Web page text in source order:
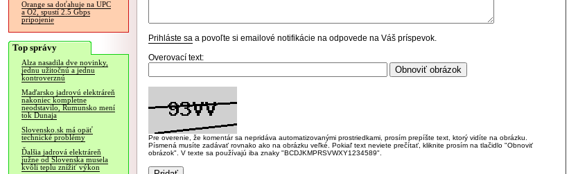
Orange sa doťahuje na UPC
a O2, spustí 2.5 Gbps
pripojenie
Top správy
Alza nasadila dve novinky,
jednu užitočnú a jednu
kontroverznú
Maďarsko jadrovú elektráreň
nakoniec kompletne
neodstavilo, Rumunsko mení
tok Dunaja
Slovensko.sk má opäť
technické problémy
Ďalšia jadrová elektráreň
južne od Slovenska musela
kvôli teplu znížiť výkon
Prihláste sa a povoľte si emailové notifikácie na odpovede na Váš príspevok.
Overovací text:
Pre overenie, že komentár sa nepridáva automatizovanými prostriedkami, prosím prepíšte text, ktorý vidíte na obrázku.
Písmená musíte zadávať rovnako ako na obrázku veľké. Pokiaľ text neviete prečítať, kliknite prosím na tlačidlo "Obnoviť
obrázok". V texte sa používajú iba znaky "BCDJKMPRSVWXY1234589".